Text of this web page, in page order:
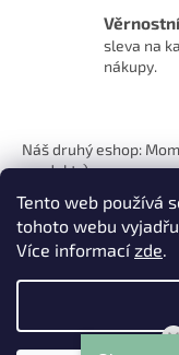
Tento web používá
tohoto webu
Více informacízde.
sleva na
nákupy.
p
Náš druhý eshop:
produkty)